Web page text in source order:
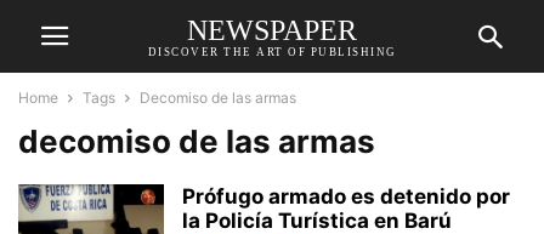
NEWSPAPER
DISCOVER THE ART OF PUBLISHING
Home Tags Decomiso de las armas
decomiso de las armas
Prófugo armado es detenido por
la Policía Turística en Barú